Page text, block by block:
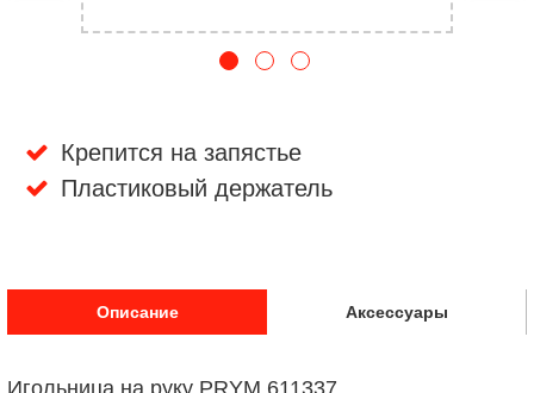
Крепится на запястье
Пластиковый держатель
Описание Аксессуары